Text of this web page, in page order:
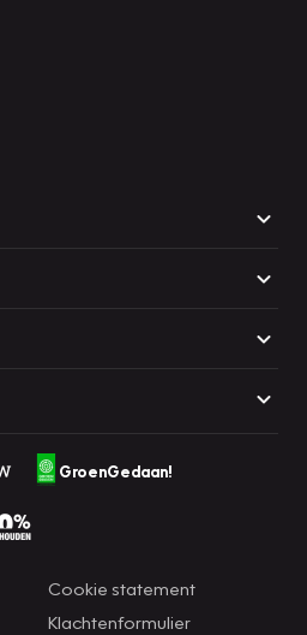
GroenGedaan!
Cookie statement
Klachtenformulier